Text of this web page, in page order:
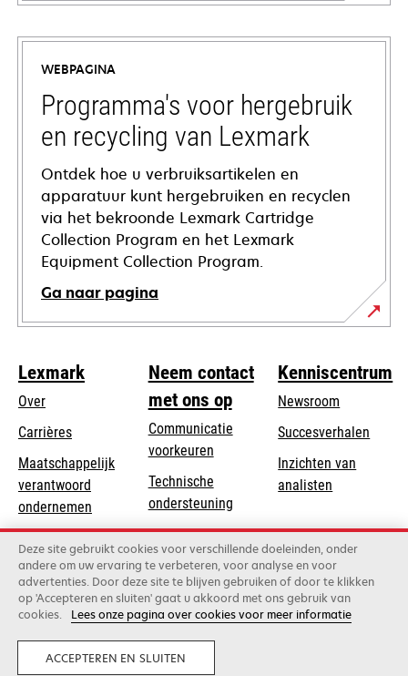
opens
in
new
tab
WEBPAGINA
Programma's voor hergebruik
en recycling van Lexmark
Ontdek hoe u verbruiksartikelen en
apparatuur kunt hergebruiken en recyclen
via het bekroonde Lexmark Cartridge
Collection Program en het Lexmark
Equipment Collection Program.
Ga naar pagina
Lexmark
Over
Carrières
Maatschappelijk
verantwoord
ondernemen
in
a
new
tab
Duurzaamheid
Lexmark Partners
Neem contact
met ons op
Communicatie
voorkeuren
Technische
ondersteuningopens
in
a
new
tab
Product registratie
Vind een dealer
Kenniscentrum
Newsroom
Succesverhalen
Inzichten van
analisten
Lexmark International, Inc., een bedrijf van Xerox
©2026 Alle rechten voorbehouden.
Legaal Privacy
Deze site gebruikt cookies voor verschillende doeleinden, onder
andere om uw ervaring te verbeteren, voor analyse en voor
advertenties. Door deze site te blijven gebruiken of door te klikken
op 'Accepteren en sluiten' gaat u akkoord met ons gebruik van
cookies.
Lees onze pagina over cookies voor meer informatie
ACCEPTEREN EN SLUITEN